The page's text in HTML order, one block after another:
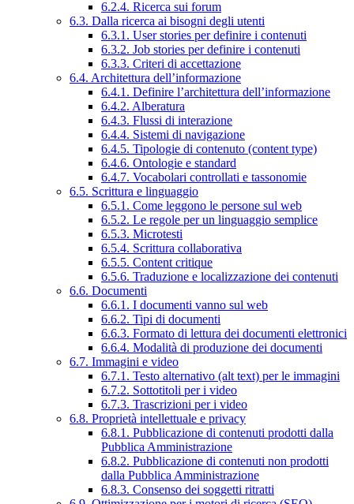
6.2.4. Ricerca sui forum
6.3. Dalla ricerca ai bisogni degli utenti
6.3.1. User stories per definire i contenuti
6.3.2. Job stories per definire i contenuti
6.3.3. Criteri di accettazione
6.4. Architettura dell’informazione
6.4.1. Definire l’architettura dell’informazione
6.4.2. Alberatura
6.4.3. Flussi di interazione
6.4.4. Sistemi di navigazione
6.4.5. Tipologie di contenuto (content type)
6.4.6. Ontologie e standard
6.4.7. Vocabolari controllati e tassonomie
6.5. Scrittura e linguaggio
6.5.1. Come leggono le persone sul web
6.5.2. Le regole per un linguaggio semplice
6.5.3. Microtesti
6.5.4. Scrittura collaborativa
6.5.5. Content critique
6.5.6. Traduzione e localizzazione dei contenuti
6.6. Documenti
6.6.1. I documenti vanno sul web
6.6.2. Tipi di documenti
6.6.3. Formato di lettura dei documenti elettronici
6.6.4. Modalità di produzione dei documenti
6.7. Immagini e video
6.7.1. Testo alternativo (alt text) per le immagini
6.7.2. Sottotitoli per i video
6.7.3. Trascrizioni per i video
6.8. Proprietà intellettuale e privacy
6.8.1. Pubblicazione di contenuti prodotti dalla
Pubblica Amministrazione
6.8.2. Pubblicazione di contenuti non prodotti
dalla Pubblica Amministrazione
6.8.3. Consenso dei soggetti ritratti